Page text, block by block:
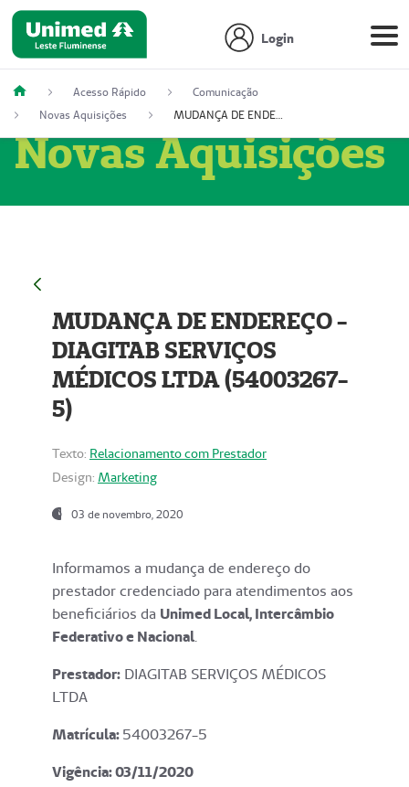
Login
Acesso Rápido
Comunicação
Novas Aquisições
MUDANÇA DE ENDEREÇO - DIAGITAB SERVIÇOS MÉDICOS LTDA (54003267-5)
Novas Aquisições
MUDANÇA DE ENDEREÇO -
DIAGITAB SERVIÇOS
MÉDICOS LTDA (54003267-
5)
Texto: Relacionamento com Prestador
Design: Marketing
03 de novembro, 2020
Informamos a mudança de endereço do
prestador credenciado para atendimentos aos
beneficiários da Unimed Local, Intercâmbio
Federativo e Nacional.
Prestador: DIAGITAB SERVIÇOS MÉDICOS
LTDA
Matrícula:54003267-5
Vigência: 03/11/2020